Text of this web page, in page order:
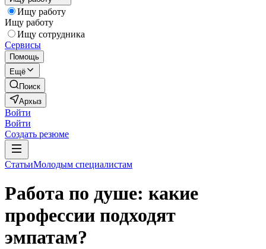
Ищу работу
Ищу работу
Ищу сотрудника
Сервисы
Помощь
Ещё
Поиск
Архыз
Войти
Войти
Создать резюме
СтатьиМолодым специалистам
Работа по душе: какие
профессии подходят
эмпатам?